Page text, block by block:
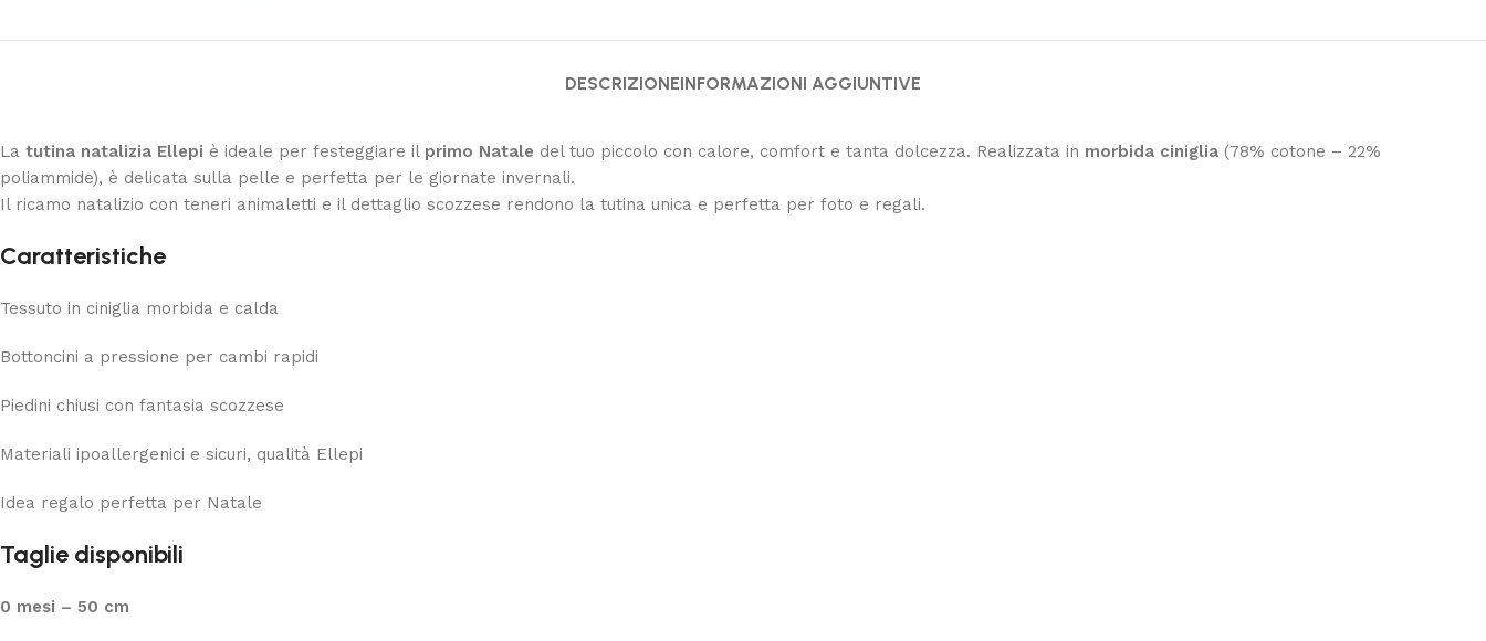
DESCRIZIONEINFORMAZIONI AGGIUNTIVE
La tutina natalizia Ellepi è ideale per festeggiare il primo Natale del tuo piccolo con calore, comfort e tanta dolcezza. Realizzata in morbida ciniglia (78% cotone – 22%
poliammide), è delicata sulla pelle e perfetta per le giornate invernali.
Il ricamo natalizio con teneri animaletti e il dettaglio scozzese rendono la tutina unica e perfetta per foto e regali.
Caratteristiche
Tessuto in ciniglia morbida e calda
Bottoncini a pressione per cambi rapidi
Piedini chiusi con fantasia scozzese
Materiali ipoallergenici e sicuri, qualità Ellepi
Idea regalo perfetta per Natale
Taglie disponibili
0 mesi – 50 cm